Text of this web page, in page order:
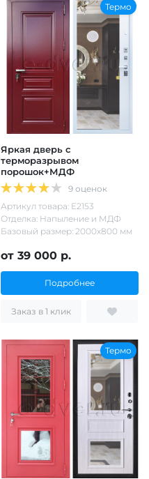
Термо
Яркая дверь с
терморазрывом
порошок+МДФ
9 оценок
Артикул товара: Е2153
Отделка: Напыление и МДФ
Базовый размер: 2000х800 мм
от 39 000 р.
Подробнее
Заказ в 1 клик
Термо